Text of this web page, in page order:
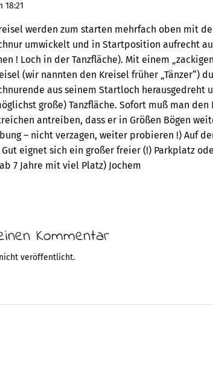
18:21
werden zum starten mehrfach oben mit
umwickelt und in Startposition aufrecht
! Loch in der Tanzfläche). Mit einem
(wir nannten den Kreisel früher „Tänzer“)
aus seinem Startloch herausgedreht
große) Tanzfläche. Sofort muß man
antreiben, dass er in Größen Bögen
– nicht verzagen, weiter probieren !) Auf
eignet sich ein großer freier (!) Parkplatz
7 Jahre mit viel Platz) Jochem
Kommentar
veröffentlicht.